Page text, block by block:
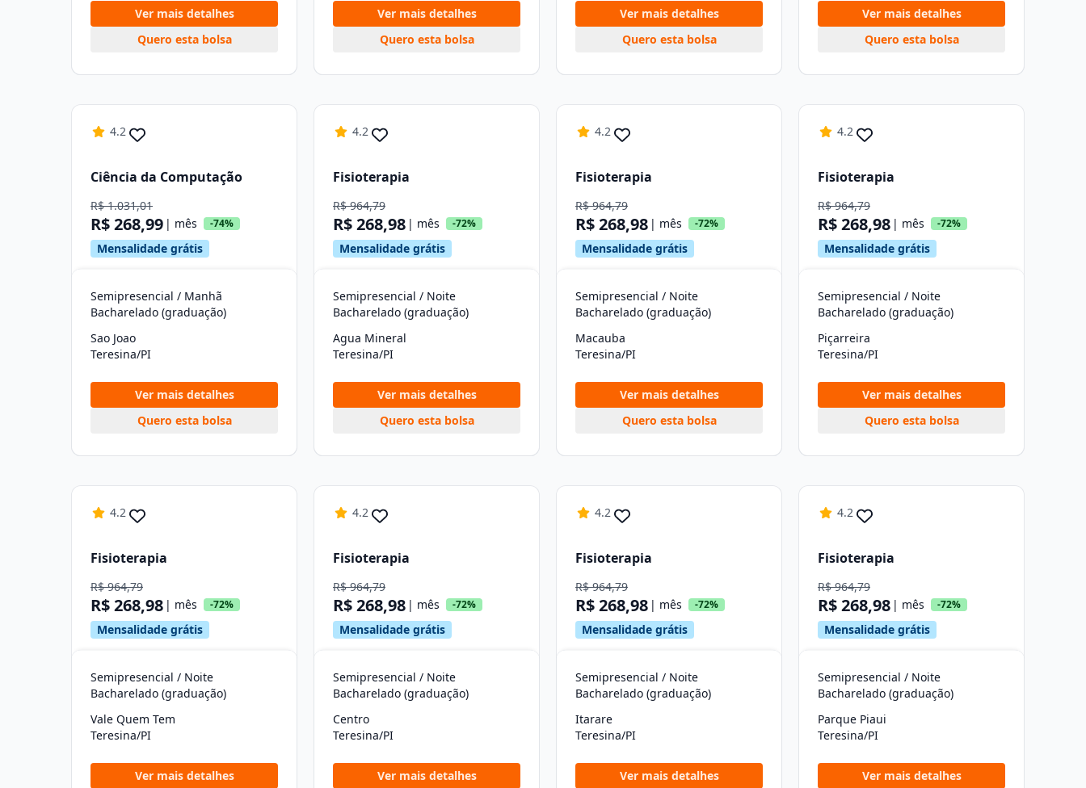
Ver mais detalhes
Quero esta bolsa
Ver mais detalhes
Quero esta bolsa
Ver mais detalhes
Quero esta bolsa
Ver mais detalhes
Quero esta bolsa
4.2
Ciência da Computação
R$ 1.031,01
R$ 268,99 | mês -74%
Mensalidade grátis
Semipresencial / Manhã
Bacharelado (graduação)
Sao Joao
Teresina/PI
Ver mais detalhes
Quero esta bolsa
4.2
Fisioterapia
R$ 964,79
R$ 268,98 | mês -72%
Mensalidade grátis
Semipresencial / Noite
Bacharelado (graduação)
Agua Mineral
Teresina/PI
Ver mais detalhes
Quero esta bolsa
4.2
Fisioterapia
R$ 964,79
R$ 268,98 | mês -72%
Mensalidade grátis
Semipresencial / Noite
Bacharelado (graduação)
Macauba
Teresina/PI
Ver mais detalhes
Quero esta bolsa
4.2
Fisioterapia
R$ 964,79
R$ 268,98 | mês -72%
Mensalidade grátis
Semipresencial / Noite
Bacharelado (graduação)
Piçarreira
Teresina/PI
Ver mais detalhes
Quero esta bolsa
4.2
Fisioterapia
R$ 964,79
R$ 268,98 | mês -72%
Mensalidade grátis
Semipresencial / Noite
Bacharelado (graduação)
Vale Quem Tem
Teresina/PI
Ver mais detalhes
4.2
Fisioterapia
R$ 964,79
R$ 268,98 | mês -72%
Mensalidade grátis
Semipresencial / Noite
Bacharelado (graduação)
Centro
Teresina/PI
Ver mais detalhes
4.2
Fisioterapia
R$ 964,79
R$ 268,98 | mês -72%
Mensalidade grátis
Semipresencial / Noite
Bacharelado (graduação)
Itarare
Teresina/PI
Ver mais detalhes
4.2
Fisioterapia
R$ 964,79
R$ 268,98 | mês -72%
Mensalidade grátis
Semipresencial / Noite
Bacharelado (graduação)
Parque Piaui
Teresina/PI
Ver mais detalhes